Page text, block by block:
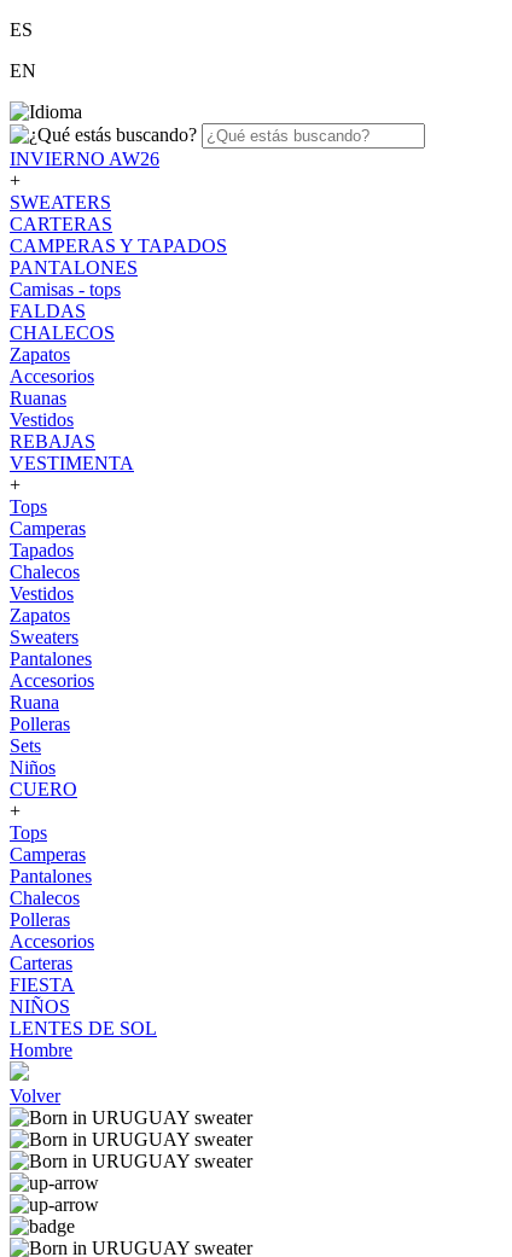
ES
EN
INVIERNO AW26
+
SWEATERS
CARTERAS
CAMPERAS Y TAPADOS
PANTALONES
Camisas - tops
FALDAS
CHALECOS
Zapatos
Accesorios
Ruanas
Vestidos
REBAJAS
VESTIMENTA
+
Tops
Camperas
Tapados
Chalecos
Vestidos
Zapatos
Sweaters
Pantalones
Accesorios
Ruana
Polleras
Sets
Niños
CUERO
+
Tops
Camperas
Pantalones
Chalecos
Polleras
Accesorios
Carteras
FIESTA
NIÑOS
LENTES DE SOL
Hombre
Volver